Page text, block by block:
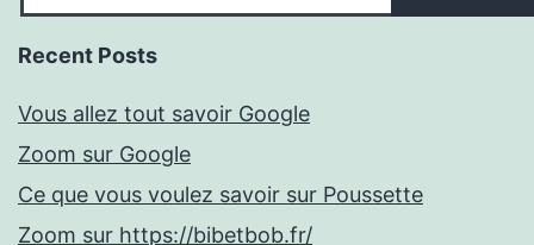
Recent Posts
Vous allez tout savoir Google
Zoom sur Google
Ce que vous voulez savoir sur Poussette
Zoom sur https://bibetbob.fr/